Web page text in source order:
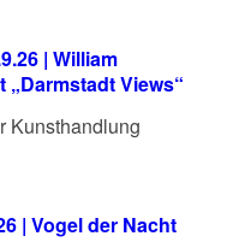
| William
„Darmstadt Views“
Kunsthandlung
| Vogel der Nacht